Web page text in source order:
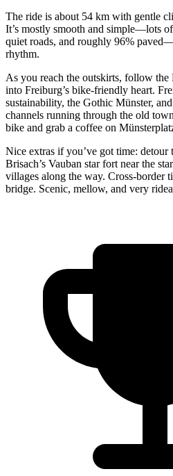
The ride is about 54 km with gentle
It’s mostly smooth and simple—lots
quiet roads, and roughly 96%
rhythm.
As you reach the outskirts, follow the
into Freiburg’s bike-friendly heart.
sustainability, the Gothic Münster,
channels running through the old
bike and grab a coffee on
Nice extras if you’ve got time:
Brisach’s Vauban star fort near the
villages along the way. Cross-border
bridge. Scenic, mellow, and very